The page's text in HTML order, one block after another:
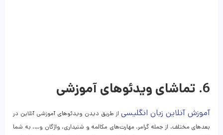
6. تماشای ویدئوهای آموزشی
آموزش آنلاین زبان انگلیسیاز طریق دیدن ویدئوهای آموزشی آنلاین در
بعدهای مختلف، از جمله گرامر، مهارت‌های مکالمه و شنیداری، واژگان و…، به شما